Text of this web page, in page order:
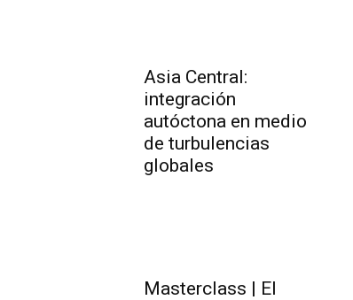
Asia Central:
integración
autóctona en medio
de turbulencias
globales
Masterclass | El